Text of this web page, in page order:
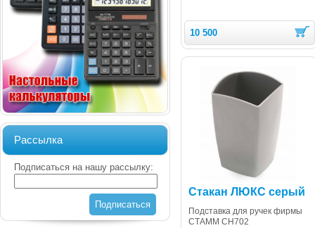
Рассылка
Подписаться на нашу рассылку:
Подписаться
10 500
Стакан ЛЮКС серый
Подставка для ручек фирмы
СТАММ СН702